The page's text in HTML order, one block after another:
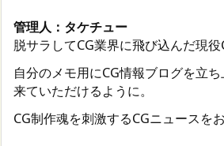
管理人：タケチュー
脱サラしてCG業界に飛び込んだ現役
自分のメモ用にCG情報ブログを立
来ていただけるように。
CG制作魂を刺激するCGニュースを